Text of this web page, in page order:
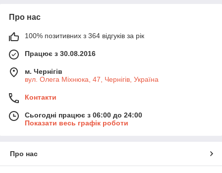
Про нас
100% позитивних з 364 відгуків за рік
Працює з 30.08.2016
м. Чернігів
вул. Олега Міхнюка, 47, Чернігів, Україна
Контакти
Сьогодні працює з 06:00 до 24:00
Показати весь графік роботи
Про нас